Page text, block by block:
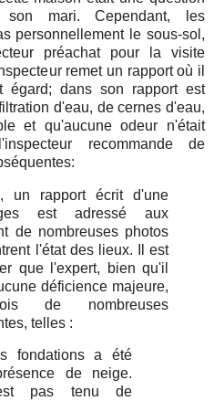
mari. Cependant, les
personnellement le sous-sol,
préachat pour la visite
remet un rapport où il
dans son rapport est
d'eau, de cernes d'eau,
et qu'aucune odeur n'était
recommande de
un rapport écrit d'une
est adressé aux
de nombreuses photos
l'état des lieux. Il est
que l'expert, bien qu'il
déficience majeure,
de nombreuses
telles :
fondations a été
de neige.
pas tenu de